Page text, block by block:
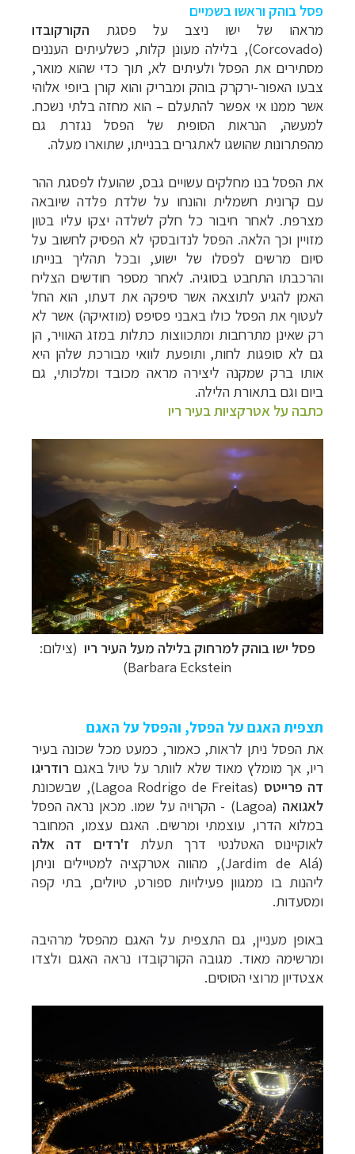
פסל בוהק וראשו בשמיים
מראהו של ישו ניצב על פסגת הקורקובדו
(
Corcovado), בלילה מעונן קלות, כשלעיתים העננים
מסתירים את הפסל ולעיתים לא, תוך כדי שהוא מואר,
צבעו האפור-ירקרק בוהק ומבריק והוא קורן ביופי אלוהי
אשר ממנו אי אפשר להתעלם – הוא מחזה בלתי נשכח.
למעשה, הנראות הסופית של הפסל נגזרת גם
מהפתרונות שהושגו לאתגרים בבנייתו, שתוארו מעלה.
את הפסל בנו מחלקים עשויים גבס, שהועלו לפסגת ההר
עם קרונית חשמלית והונחו על שלדת פלדה שיובאה
מצרפת. לאחר חיבור כל חלק לשלדה יצקו עליו בטון
מזויין וכך הלאה. הפסל לנדובסקי לא הפסיק לחשוב על
סיום מרשים לפסלו של ישוע, ובכל תהליך בנייתו
והרכבתו התחבט בסוגיה. לאחר מספר חודשים הצליח
האמן להגיע לתוצאה אשר סיפקה את דעתו, הוא החל
לעטוף את הפסל כולו באבני פסיפס (מוזאיקה) אשר לא
רק שאינן מתרחבות ומתכווצות כתלות במזג האוויר, הן
גם לא סופגות לחות, ותופעת לוואי מבורכת שלהן היא
אותו ברק שמקנה ליצירה מראה מכובד ומלכותי, גם
ביום וגם בתאורת הלילה.
כתבה על אטרקציות בעיר ריו
פסל ישו בוהק למרחוק בלילה מעל העיר ריו (צילום:
Barbara Eckstein)
תצפית האגם על הפסל, והפסל על האגם
את הפסל ניתן לראות, כאמור, כמעט מכל שכונה בעיר
ריו, אך מומלץ מאוד שלא לוותר על טיול באגם רודריגו
דה פרייטס (Lagoa Rodrigo de Freitas), שבשכונת
לאגואה
(Lagoa) - הקרויה על שמו. מכאן נראה הפסל
במלוא הדרו, עוצמתי ומרשים. האגם עצמו, המחובר
לאוקיינוס האטלנטי דרך תעלת ז'רדים דה אלה
(Jardim de Alá), מהווה אטרקציה למטיילים וניתן
ליהנות בו ממגוון פעילויות ספורט, טיולים, בתי קפה
ומסעדות.
באופן מעניין, גם התצפית על האגם מהפסל מרהיבה
ומרשימה מאוד. מגובה הקורקובדו נראה האגם ‏ולצדו
אצטדיון מרוצי הסוסים.
תכנוןטיולים לדרום ומרכז אמריקה לחצו לרשימת
היעדים »
תכנוןטיולים לצפון אמריקה